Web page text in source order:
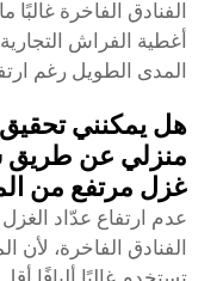
أغطية الفراش
المدى الطويل رغم
هل يمكنني
منزلي عن طريق
غزل مرتفع من
عدم ارتفاع عدّاد الغزل
الفنادق الفاخرة، لأن